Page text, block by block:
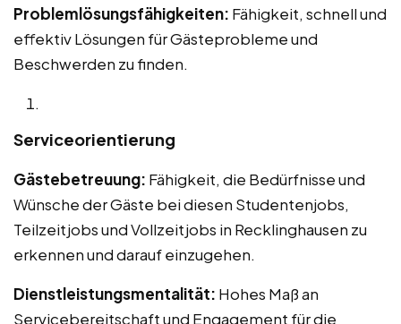
Problemlösungsfähigkeiten: Fähigkeit, schnell und
effektiv Lösungen für Gästeprobleme und
Beschwerden zu finden.
Serviceorientierung
Gästebetreuung: Fähigkeit, die Bedürfnisse und
Wünsche der Gäste bei diesen Studentenjobs,
Teilzeitjobs und Vollzeitjobs in Recklinghausen zu
erkennen und darauf einzugehen.
Dienstleistungsmentalität: Hohes Maß an
Servicebereitschaft und Engagement für die